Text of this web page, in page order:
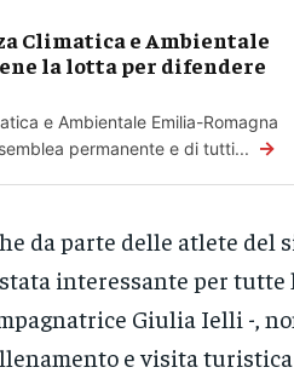
Climatica e Ambientale
la lotta per difendere
e Ambientale Emilia-Romagna
permanente e di tutti... →
da parte delle atlete del
stata interessante per tutte
Giulia Ielli -,
e visita turistica